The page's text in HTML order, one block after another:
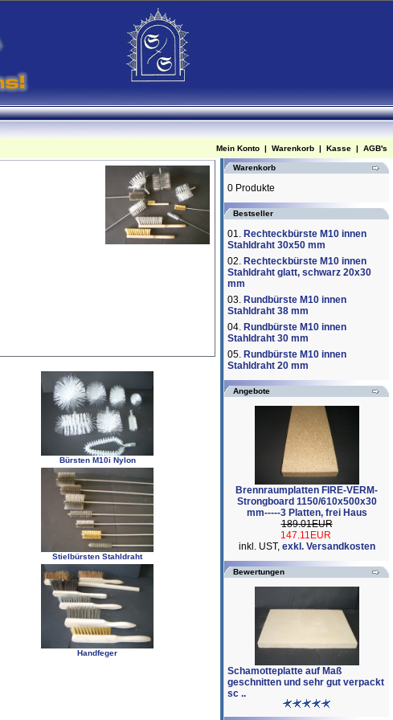
Mein Konto | Warenkorb | Kasse | AGB's
Bürsten M10i Nylon
Stielbürsten Stahldraht
Handfeger
Warenkorb
0 Produkte
Bestseller
01. Rechteckbürste M10 innen
Stahldraht 30x50 mm
02. Rechteckbürste M10 innen
Stahldraht glatt, schwarz 20x30
mm
03. Rundbürste M10 innen
Stahldraht 38 mm
04. Rundbürste M10 innen
Stahldraht 30 mm
05. Rundbürste M10 innen
Stahldraht 20 mm
Angebote
Brennraumplatten FIRE-VERM-
Strongboard 1150/610x500x30
mm-----3 Platten, frei Haus
189.01EUR
147.11EUR
inkl. UST, exkl. Versandkosten
Bewertungen
Schamotteplatte auf Maß
geschnitten und sehr gut verpackt
sc ..